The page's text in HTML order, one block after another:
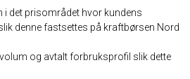
i det prisområdet hvor kundens
denne fastsettes på kraftbørsen Nord
og avtalt forbruksprofil slik dette